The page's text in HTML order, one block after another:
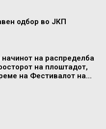
одбор во ЈКП
на распределба
на плоштадот,
на Фестивалот на...